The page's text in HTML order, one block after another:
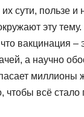
сути, пользе и
эту
вакцинация –
а научно
миллионы
чтобы всё стало